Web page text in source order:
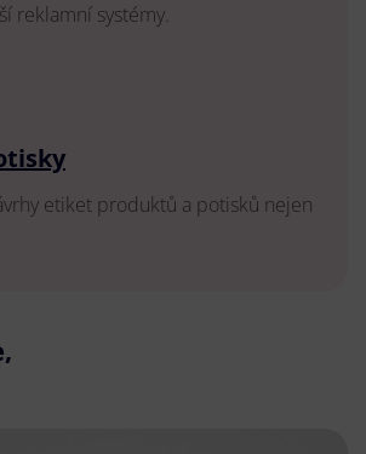
reklamní systémy.
etiket produktů a potisků nejen